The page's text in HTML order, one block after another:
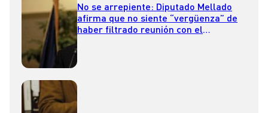
No se arrepiente: Diputado Mellado
afirma que no siente “vergüenza” de
haber filtrado reunión con el